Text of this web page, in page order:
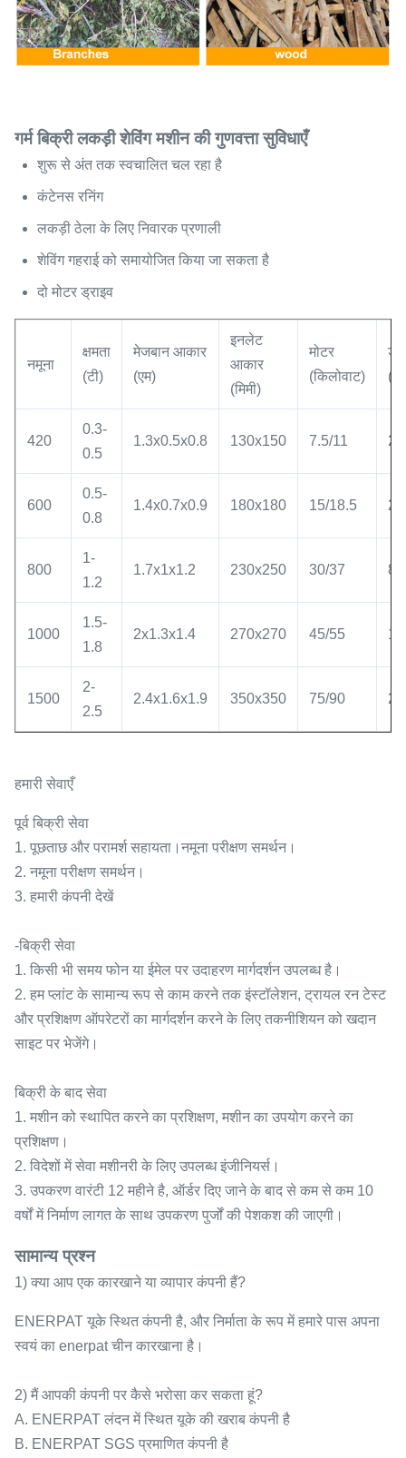
गर्म बिक्री लकड़ी शेविंग मशीन की गुणवत्ता सुविधाएँ
शुरू से अंत तक स्वचालित चल रहा है
कंटेनस रनिंग
लकड़ी ठेला के लिए निवारक प्रणाली
शेविंग गहराई को समायोजित किया जा सकता है
दो मोटर ड्राइव
नमूना
क्षमता
(टी)
मेजबान आकार
(एम)
इनलेट
आकार
(मिमी)
मोटर
(किलोवाट)
420
0.3-
0.5
1.3x0.5x0.8 130x150 7.5/11 20
600
0.5-
0.8
1.4x0.7x0.9 180x180 15/18.5 28
800
1-
1.2
1.7x1x1.2 230x250 30/37 80
1000
1.5-
1.8
2x1.3x1.4 270x270 45/55
1500
2-
2.5
2.4x1.6x1.9 350x350 75/90
हमारी सेवाएँ
पूर्व बिक्री सेवा
1. पूछताछ और परामर्श सहायता।नमूना परीक्षण समर्थन।
2. नमूना परीक्षण समर्थन।
3. हमारी कंपनी देखें
-बिक्री सेवा
1. किसी भी समय फोन या ईमेल पर उदाहरण मार्गदर्शन उपलब्ध है।
2. हम प्लांट के सामान्य रूप से काम करने तक इंस्टॉलेशन, ट्रायल रन टेस्ट
और प्रशिक्षण ऑपरेटरों का मार्गदर्शन करने के लिए तकनीशियन को खदान
साइट पर भेजेंगे।
बिक्री के बाद सेवा
1. मशीन को स्थापित करने का प्रशिक्षण, मशीन का उपयोग करने का
प्रशिक्षण।
2. विदेशों में सेवा मशीनरी के लिए उपलब्ध इंजीनियर्स।
3. उपकरण वारंटी 12 महीने है, ऑर्डर दिए जाने के बाद से कम से कम 10
वर्षों में निर्माण लागत के साथ उपकरण पुर्जों की पेशकश की जाएगी।
सामान्य प्रश्न
1) क्या आप एक कारखाने या व्यापार कंपनी हैं?
ENERPAT यूके स्थित कंपनी है, और निर्माता के रूप में हमारे पास अपना
स्वयं का enerpat चीन कारखाना है।
2) मैं आपकी कंपनी पर कैसे भरोसा कर सकता हूं?
A. ENERPAT लंदन में स्थित यूके की खराब कंपनी है
B. ENERPAT SGS प्रमाणित कंपनी है